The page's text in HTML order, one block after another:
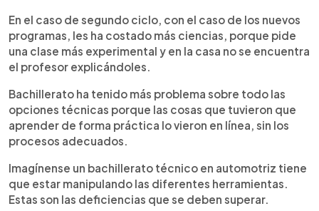
En el caso de segundo ciclo, con el caso de los nuevos
programas, les ha costado más ciencias, porque pide
una clase más experimental y en la casa no se encuentra
el profesor explicándoles.
Bachillerato ha tenido más problema sobre todo las
opciones técnicas porque las cosas que tuvieron que
aprender de forma práctica lo vieron en línea, sin los
procesos adecuados.
Imagínense un bachillerato técnico en automotriz tiene
que estar manipulando las diferentes herramientas.
Estas son las deficiencias que se deben superar.